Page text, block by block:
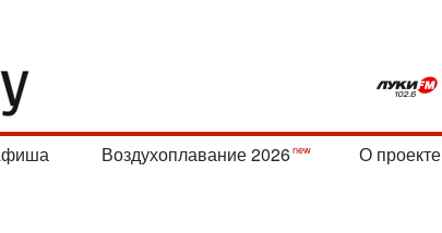
Воздухоплавание 2026 О проекте